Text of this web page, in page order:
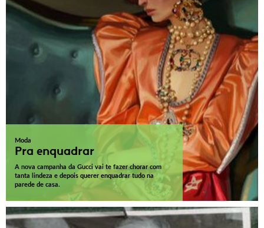
Moda
Pra enquadrar
A nova campanha da Gucci vai te fazer chorar com
tanta lindeza e depois querer enquadrar tudo na
parede de casa.